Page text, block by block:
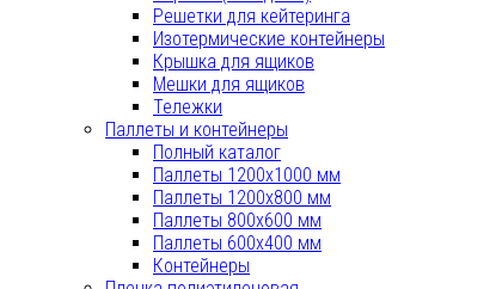
Решетки для кейтеринга
Изотермические контейнеры
Крышка для ящиков
Мешки для ящиков
Тележки
Паллеты и контейнеры
Полный каталог
Паллеты 1200х1000 мм
Паллеты 1200х800 мм
Паллеты 800x600 мм
Паллеты 600x400 мм
Контейнеры